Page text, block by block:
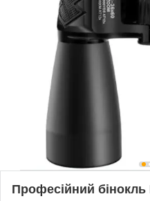
Професійний